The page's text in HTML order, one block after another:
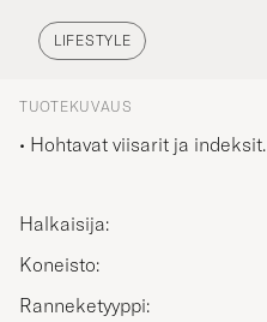
LIFESTYLE
TUOTEKUVAUS
• Hohtavat viisarit ja indeksit.
Halkaisija:
Koneisto:
Ranneketyyppi: